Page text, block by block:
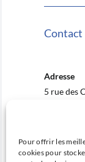
Pour offrir les
cookies pour
Contact
Adresse
5 rue des